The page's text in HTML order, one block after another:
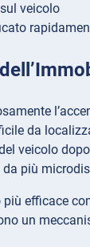
veicolo
da
veicolo
più
più efficace
un